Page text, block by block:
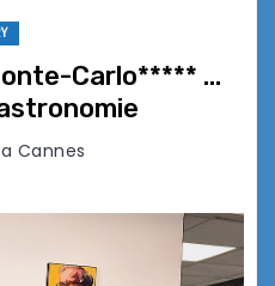
Carlo***** …
Cannes